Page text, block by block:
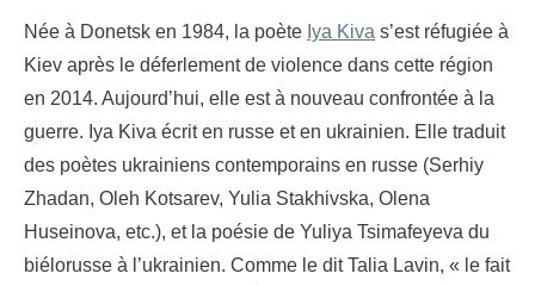
Née à Donetsk en 1984, la poète Iya Kiva s’est réfugiée à
Kiev après le déferlement de violence dans cette région
en 2014. Aujourd’hui, elle est à nouveau confrontée à la
guerre. Iya Kiva écrit en russe et en ukrainien. Elle traduit
des poètes ukrainiens contemporains en russe (Serhiy
Zhadan, Oleh Kotsarev, Yulia Stakhivska, Olena
Huseinova, etc.), et la poésie de Yuliya Tsimafeyeva du
biélorusse à l’ukrainien. Comme le dit Talia Lavin, « le fait